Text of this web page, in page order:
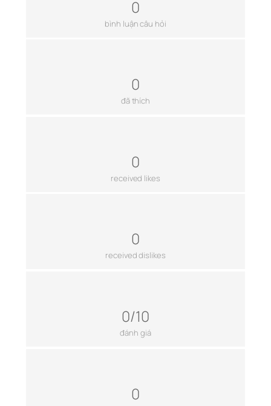
0
bình luận câu hỏi
0
đã thích
0
received likes
0
received dislikes
0/10
đánh giá
0